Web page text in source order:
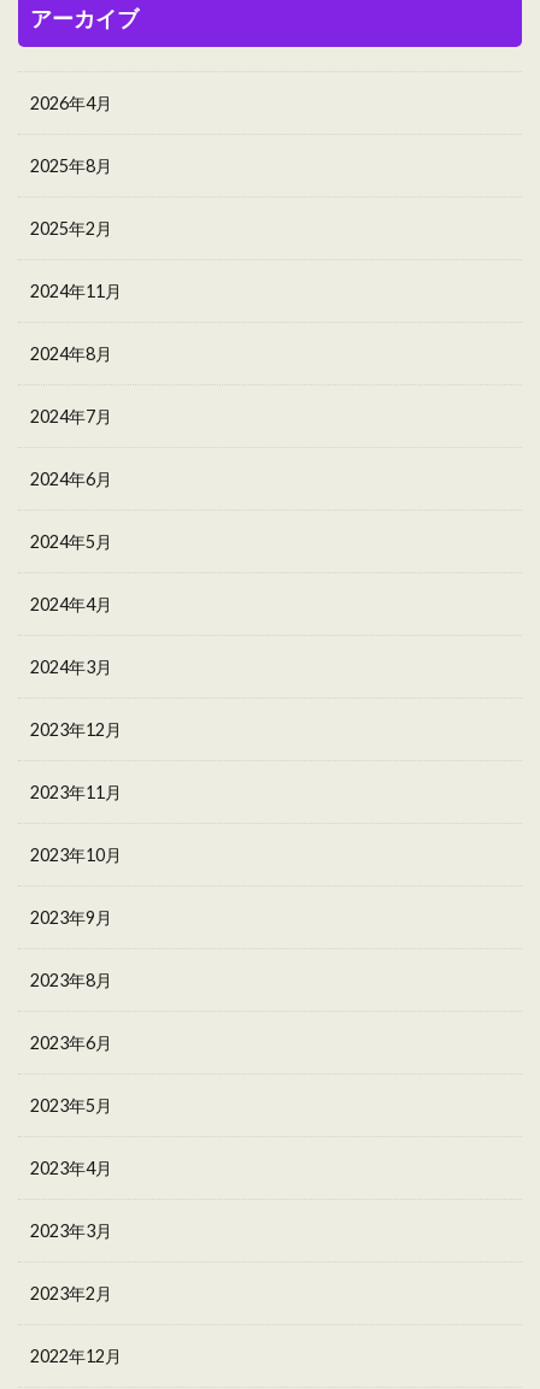
アーカイブ
2026年4月
2025年8月
2025年2月
2024年11月
2024年8月
2024年7月
2024年6月
2024年5月
2024年4月
2024年3月
2023年12月
2023年11月
2023年10月
2023年9月
2023年8月
2023年6月
2023年5月
2023年4月
2023年3月
2023年2月
2022年12月